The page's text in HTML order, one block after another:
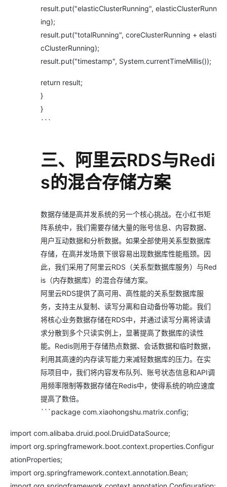
result.put("elasticClusterRunning", elasticClusterRunn
ing);
result.put("totalRunning", coreClusterRunning + elasti
cClusterRunning);
result.put("timestamp", System.currentTimeMillis());
return result;
}
}
```
三、阿里云RDS与Redi
s的混合存储方案
数据存储是高并发系统的另一个核心挑战。在小红书矩
阵系统中，我们需要存储大量的账号信息、内容数据、
用户互动数据和分析数据。如果全部使用关系型数据库
存储，在高并发场景下很容易出现数据库性能瓶颈。因
此，我们采用了阿里云RDS（关系型数据库服务）与Red
is（内存数据库）的混合存储方案。
阿里云RDS提供了高可用、高性能的关系型数据库服
务，支持主从复制、读写分离和自动备份等功能。我们
将核心业务数据存储在RDS中，并通过读写分离将读请
求分散到多个只读实例上，显著提高了数据库的读性
能。Redis则用于存储热点数据、会话数据和临时数据，
利用其高速的内存读写能力来减轻数据库的压力。在实
际项目中，我们将内容发布队列、账号状态信息和API调
用频率限制等数据存储在Redis中，使得系统的响应速度
提高了数倍。
```package com.xiaohongshu.matrix.config;
import com.alibaba.druid.pool.DruidDataSource;
import org.springframework.boot.context.properties.Configur
ationProperties;
import org.springframework.context.annotation.Bean;